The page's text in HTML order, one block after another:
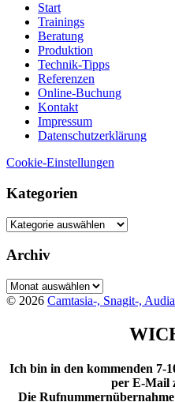
Start
Trainings
Beratung
Produktion
Technik-Tipps
Referenzen
Online-Buchung
Kontakt
Impressum
Datenschutzerklärung
Cookie-Einstellungen
Kategorien
Kategorien
Archiv
Archiv
© 2026 Camtasia-, Snagit-,
Ich bin in den kommenden 7-
per E-Mail
Die